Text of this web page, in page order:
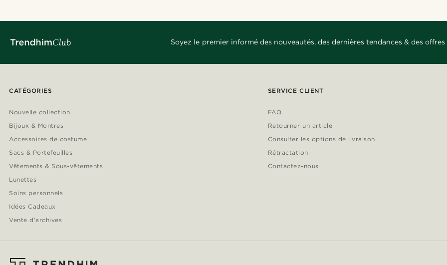
Soyez le premier informé des nouveautés, des dernières tendances & des offres
CATÉGORIES
Nouvelle collection
Bijoux & Montres
Accessoires de costume
Sacs & Portefeuilles
Vêtements & Sous-vêtements
Lunettes
Soins personnels
Idées Cadeaux
Vente d'archives
SERVICE CLIENT
FAQ
Retourner un article
Consulter les options de livraison
Rétractation
Contactez-nous